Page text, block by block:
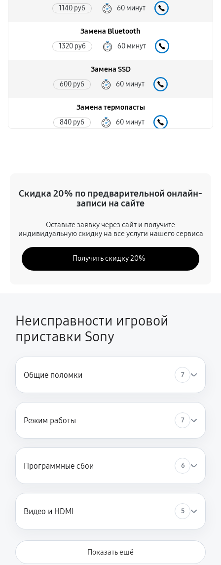
1140 руб 60 минут
Замена Bluetooth
1320 руб 60 минут
Замена SSD
600 руб 60 минут
Замена термопасты
840 руб 60 минут
2640 руб 60 минут
Замена оперативной памяти
1920 руб 60 минут
Замена кулера
Замена Ethernet порта
Замена разъёмов (HDMI, DVI, Дисплей порта)
Замена блока питания
1320 руб
Скидка 20% по предварительной онлайн-
записи на сайте
Оставьте заявку через сайт и получите
индивидуальную скидку на все услуги нашего сервиса
Получить скидку 20%
Неисправности игровой
приставки Sony
Общие поломки 7
Режим работы 7
Программные сбои 6
Видео и HDMI 5
Показать ещё